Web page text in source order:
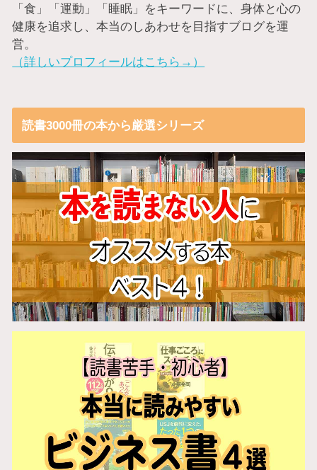
「食」「運動」「睡眠」をキーワードに、身体と心の
健康を追求し、本当のしあわせを目指すブログを運
営。
（詳しいプロフィールはこちら→）
読書3000冊の本から厳選シリーズ